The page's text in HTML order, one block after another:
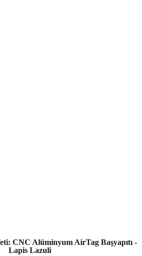
CNC Alüminyum AirTag Başyapıtı -
Lapis Lazuli